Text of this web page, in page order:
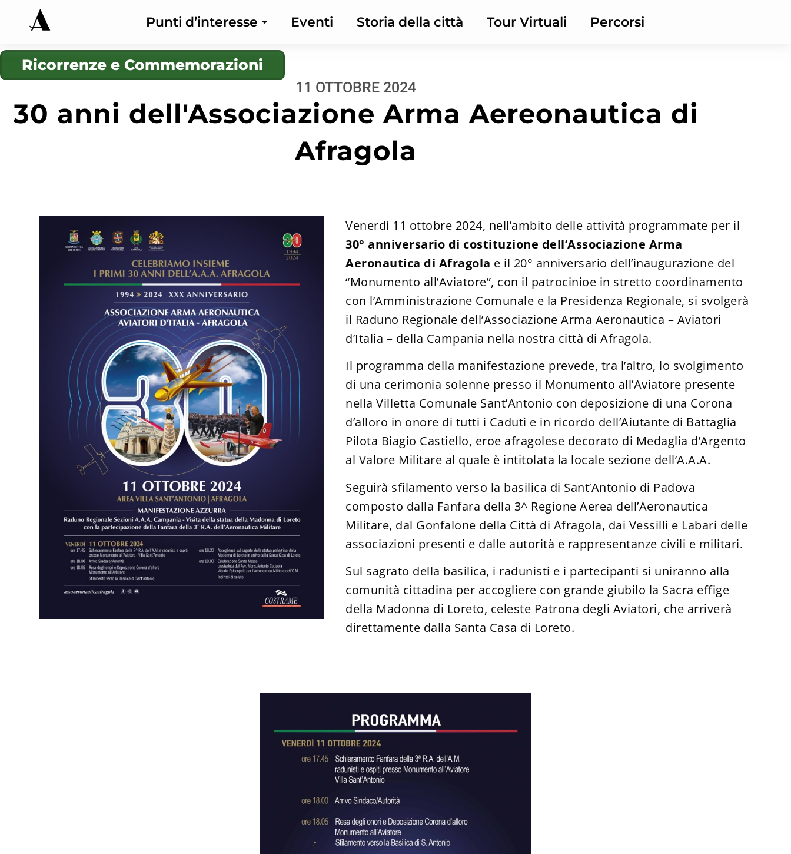
Punti d’interesse Eventi Storia della città Tour Virtuali Percorsi
Ricorrenze e Commemorazioni
11 OTTOBRE 2024
30 anni dell'Associazione Arma Aereonautica di
Afragola
Venerdì 11 ottobre 2024, nell’ambito delle attività programmate per il
30° anniversario di costituzione dell’Associazione Arma
Aeronautica di Afragola e il 20° anniversario dell’inaugurazione del
“Monumento all’Aviatore”, con il patrocinioe in stretto coordinamento
con l’Amministrazione Comunale e la Presidenza Regionale, si svolgerà
il Raduno Regionale dell’Associazione Arma Aeronautica – Aviatori
d’Italia – della Campania nella nostra città di Afragola.
Il programma della manifestazione prevede, tra l’altro, lo svolgimento
di una cerimonia solenne presso il Monumento all’Aviatore presente
nella Villetta Comunale Sant’Antonio con deposizione di una Corona
d’alloro in onore di tutti i Caduti e in ricordo dell’Aiutante di Battaglia
Pilota Biagio Castiello, eroe afragolese decorato di Medaglia d’Argento
al Valore Militare al quale è intitolata la locale sezione dell’A.A.A.
Seguirà sfilamento verso la basilica di Sant’Antonio di Padova
composto dalla Fanfara della 3^ Regione Aerea dell’Aeronautica
Militare, dal Gonfalone della Città di Afragola, dai Vessilli e Labari delle
associazioni presenti e dalle autorità e rappresentanze civili e militari.
Sul sagrato della basilica, i radunisti e i partecipanti si uniranno alla
comunità cittadina per accogliere con grande giubilo la Sacra effige
della Madonna di Loreto, celeste Patrona degli Aviatori, che arriverà
direttamente dalla Santa Casa di Loreto.